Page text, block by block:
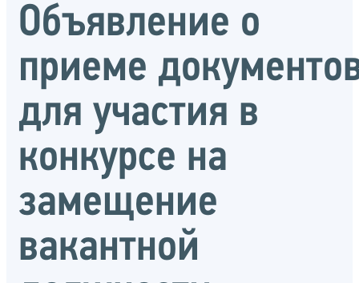
Объявление о
приеме
для участия в
конкурсе на
замещение
вакантной